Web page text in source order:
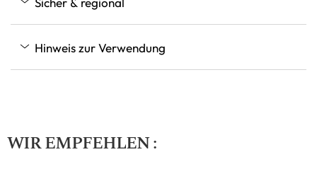
Hinweis zur Verwendung
WIR EMPFEHLEN :